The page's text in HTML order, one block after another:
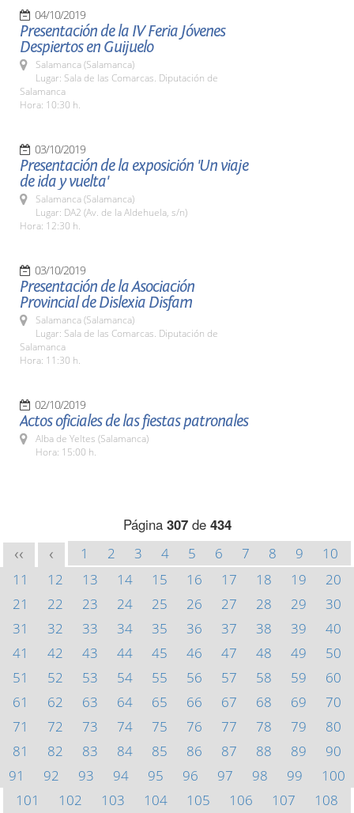
04/10/2019
Presentación de la IV Feria Jóvenes
Despiertos en Guijuelo
Salamanca (Salamanca)
Lugar: Sala de las Comarcas. Diputación de
Salamanca
Hora: 10:30 h.
03/10/2019
Presentación de la exposición 'Un viaje
de ida y vuelta'
Salamanca (Salamanca)
Lugar: DA2 (Av. de la Aldehuela, s/n)
Hora: 12:30 h.
03/10/2019
Presentación de la Asociación
Provincial de Dislexia Disfam
Salamanca (Salamanca)
Lugar: Sala de las Comarcas. Diputación de
Salamanca
Hora: 11:30 h.
02/10/2019
Actos oficiales de las fiestas patronales
Alba de Yeltes (Salamanca)
Hora: 15:00 h.
Página 307de 434
<< < 1 2 3 4 5 6 7 8 9
10
11
12 13 14 15 16 17 18 19
20
21
22 23 24 25 26 27 28 29
30
31
32 33 34 35 36 37 38 39
40
41
42 43 44 45 46 47 48 49
50
51
52 53 54 55 56 57 58 59
60
61
62 63 64 65 66 67 68 69
70
71
72 73 74 75 76 77 78 79
80
81
82 83 84 85 86 87 88 89
90
91
92 93 94 95 96 97 98 99
100
101
102 103 104 105 106 107
108